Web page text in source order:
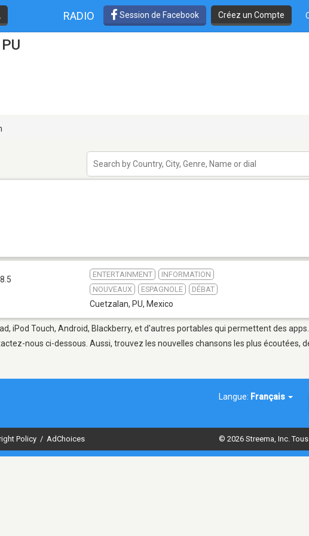
RADIO Session de Facebook Créez un Compte
ENTERTAINMENT
INFORMATION
NOUVEAUX
ESPAGNOLE DÉBAT
Cuetzalan, PU, Mexico
iPod Touch, Android, Blackberry, et d'autres portables qui permettent des
nous ci-dessous. Aussi, trouvez les nouvelles chansons les plus écoutées,
Langue: Français
Policy / AdChoices © 2026 Streema, Inc.